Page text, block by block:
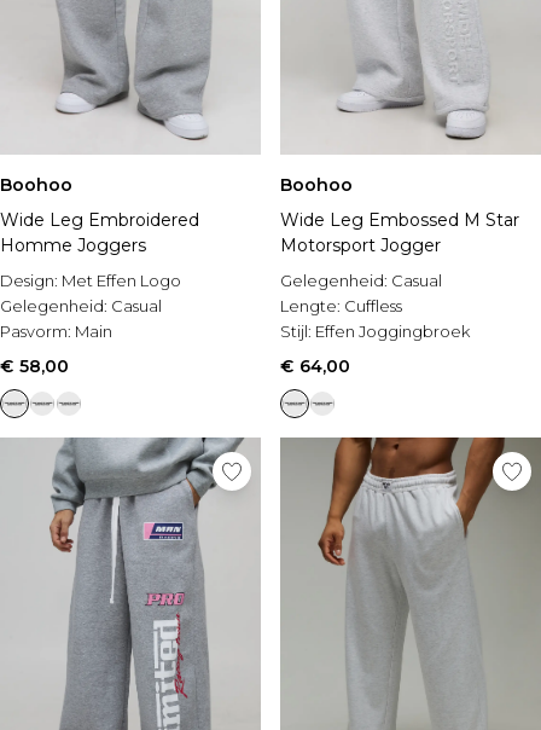
Boohoo
Wide Leg Embroidered
Homme Joggers
Design: Met Effen Logo
Gelegenheid: Casual
Pasvorm: Main
€ 58,00
Boohoo
Wide Leg Embossed M Star
Motorsport Jogger
Gelegenheid: Casual
Lengte: Cuffless
Stijl: Effen Joggingbroek
€ 64,00